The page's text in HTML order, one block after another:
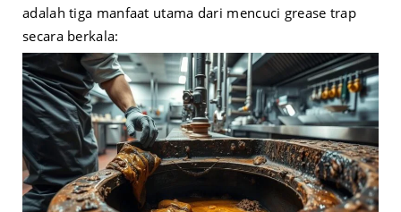
adalah tiga manfaat utama dari mencuci grease trap
secara berkala: